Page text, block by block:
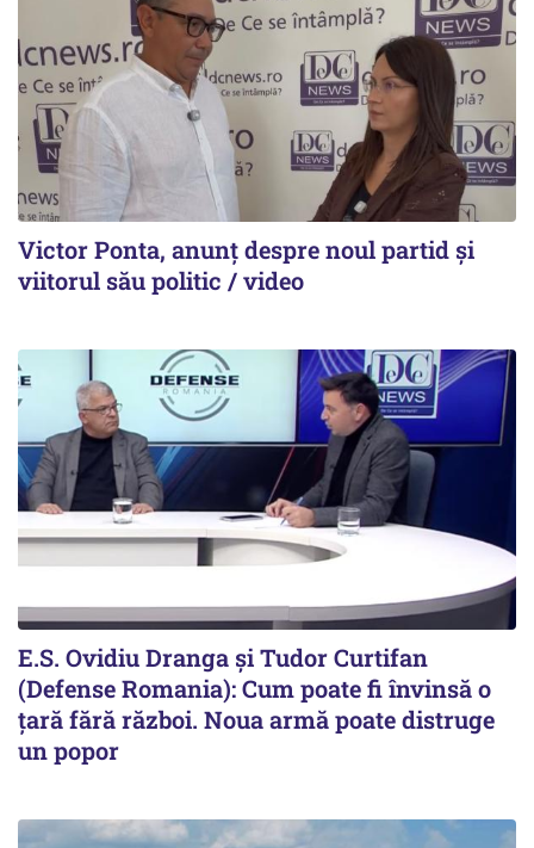
Victor Ponta, anunț despre noul partid și
viitorul său politic / video
E.S. Ovidiu Dranga și Tudor Curtifan
(Defense Romania): Cum poate fi învinsă o
țară fără război. Noua armă poate distruge
un popor